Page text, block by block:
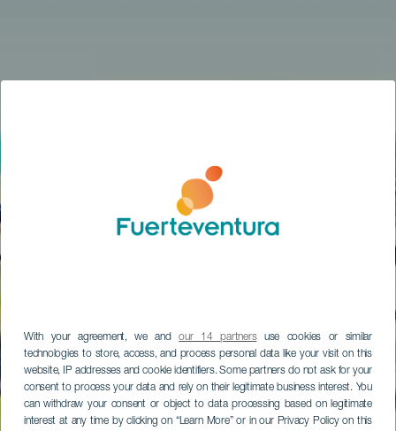
With your agreement, we andour 14 partnersuse cookies or similar
technologies to store, access, and process personal data like your visit on this
website, IP addresses and cookie identifiers. Some partners do not ask for your
consent to process your data and rely on their legitimate business interest. You
can withdraw your consent or object to data processing based on legitimate
interest at any time by clicking on “Learn More” or in our Privacy Policy on this